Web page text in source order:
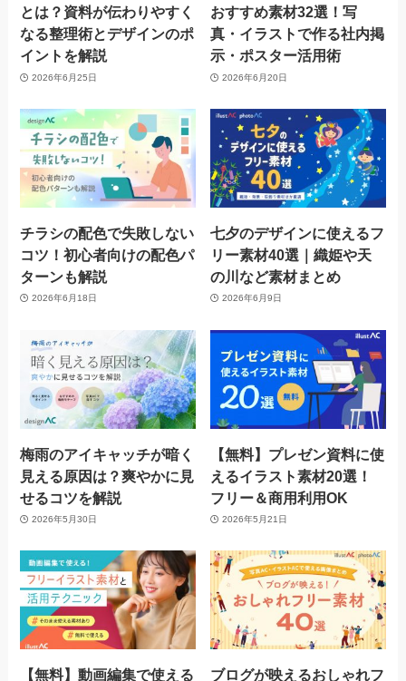
とは？資料が伝わりやすく
なる整理術とデザインのポ
イントを解説
2026年6月25日
おすすめ素材32選！写
真・イラストで作る社内掲
示・ポスター活用術
2026年6月20日
チラシの配色で失敗しない
コツ！初心者向けの配色パ
ターンも解説
2026年6月18日
七夕のデザインに使えるフ
リー素材40選｜織姫や天
の川など素材まとめ
2026年6月9日
梅雨のアイキャッチが暗く
見える原因は？爽やかに見
せるコツを解説
2026年5月30日
【無料】プレゼン資料に使
えるイラスト素材20選！
フリー＆商用利用OK
2026年5月21日
【無料】動画編集で使える
ブログが映えるおしゃれフ